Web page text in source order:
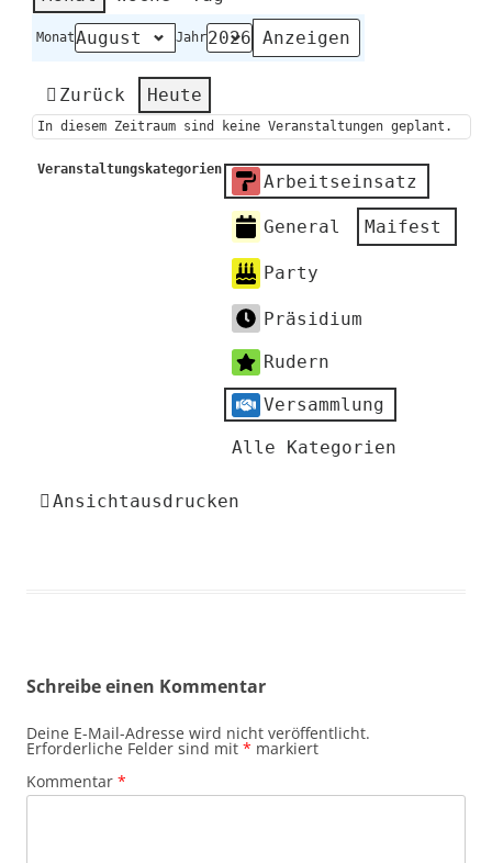
Monat Jahr
Zurück Heute
In diesem Zeitraum sind keine Veranstaltungen geplant.
Veranstaltungskategorien
Arbeitseinsatz
General Maifest
Party
Präsidium
Rudern
Versammlung
Alle Kategorien
Ansichtausdrucken
Schreibe einen Kommentar
Deine E-Mail-Adresse wird nicht veröffentlicht.
Erforderliche Felder sind mit * markiert
Kommentar *